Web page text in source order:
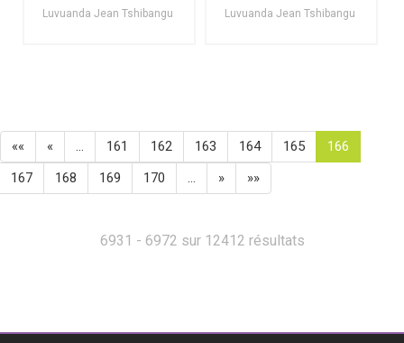
Luvuanda Jean Tshibangu Luvuanda Jean Tshibangu
«« « … 161 162 163 164 165
166
167
168 169 170 … » »»
6931 - 6972 sur 12412 résultats